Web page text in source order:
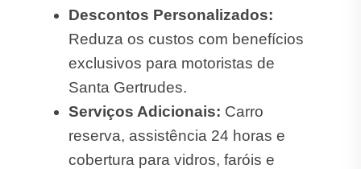
Descontos Personalizados:
Reduza os custos com benefícios
exclusivos para motoristas de
Santa Gertrudes.
Serviços Adicionais: Carro
reserva, assistência 24 horas e
cobertura para vidros, faróis e